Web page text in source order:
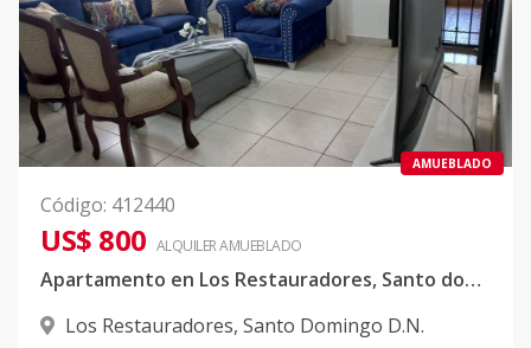
AMUEBLADO
Código: 412440
US$ 800 ALQUILERAMUEBLADO
Apartamento en Los Restauradores, Santo domingo
Los Restauradores, Santo Domingo D.N.